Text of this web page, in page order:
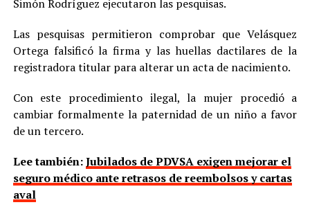
Simón Rodríguez ejecutaron las pesquisas.
Las pesquisas permitieron comprobar que Velásquez
Ortega falsificó la firma y las huellas dactilares de la
registradora titular para alterar un acta de nacimiento.
Con este procedimiento ilegal, la mujer procedió a
cambiar formalmente la paternidad de un niño a favor
de un tercero.
Lee también:Jubilados de PDVSA exigen mejorar el
seguro médico ante retrasos de reembolsos y cartas
aval